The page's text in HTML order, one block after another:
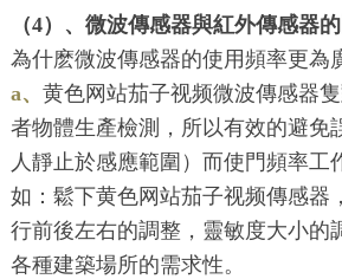
（4）、微波傳感器與紅外傳感器
為什麽微波傳感器的使用頻率更為
a、 黄色网站茄子视频微波傳感器
者物體生產檢測，所以有效的避免
人靜止於感應範圍）而使門頻率工
如：鬆下黄色网站茄子视频傳感器
行前後左右的調整，靈敏度大小的
各種建築場所的需求性。